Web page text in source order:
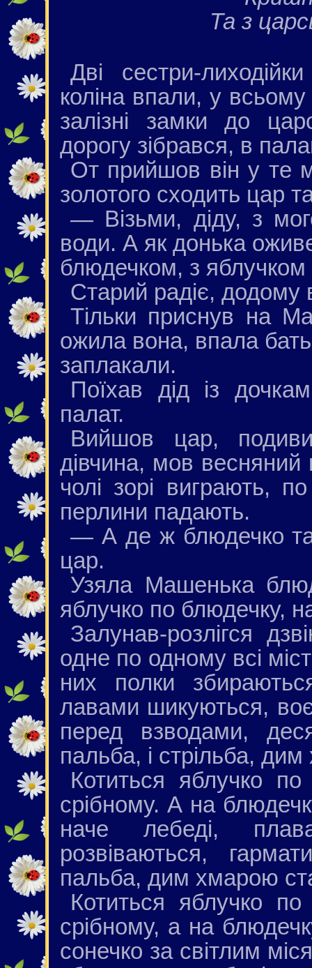
Та з
Дві сестри-
коліна впали, у
залізні замки до
дорогу зібрався, в
От прийшов він у те
золотого сходить цар
— Візьми, діду, з
води. А як донька
блюдечком, з яблучком
Старий радіє, додому
Тільки приснув на
ожила вона, впала
заплакали.
Поїхав дід із
палат.
Вийшов цар,
дівчина, мов
чолі зорі виграють,
перлини падають.
— А де ж блюдечко
цар.
Узяла Машенька
яблучко по блюдечку,
Залунав-розлігся
одне по одному всі
них полки
лавами шикуються,
перед взводами,
пальба, і стрільба,
Котиться яблучко
срібному. А на
наче лебеді,
розвіваються,
пальба, дим хмарою
Котиться яблучко
срібному, а на
сонечко за світлим